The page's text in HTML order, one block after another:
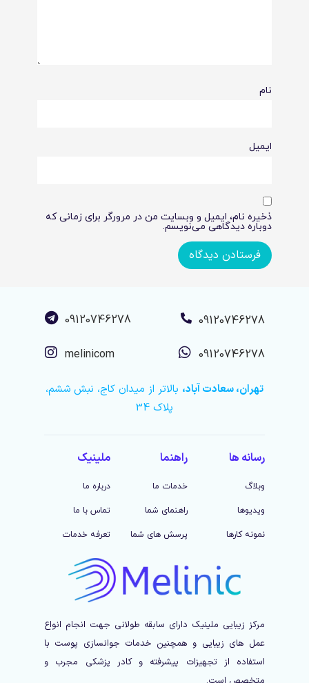
نام
ایمیل
ذخیره نام، ایمیل و وبسایت من در مرورگر برای زمانی که
دوباره دیدگاهی می‌نویسم.
09120746278
09120746278
09120746278
melinicom
تهران، سعادت آباد، بالاتر از میدان کاج، نبش ششم،
پلاک 34
رسانه ها
وبلاگ
ویدیوها
نمونه کارها
راهنما
خدمات ما
راهنمای شما
پرسش های شما
ملینیک
درباره ما
تماس با ما
تعرفه خدمات
مرکز زیبایی ملینیک دارای سابقه طولانی جهت انجام انواع
عمل های زیبایی و همچنین خدمات جوانسازی پوست با
استفاده از تجهیزات پیشرفته و کادر پزشکی مجرب و